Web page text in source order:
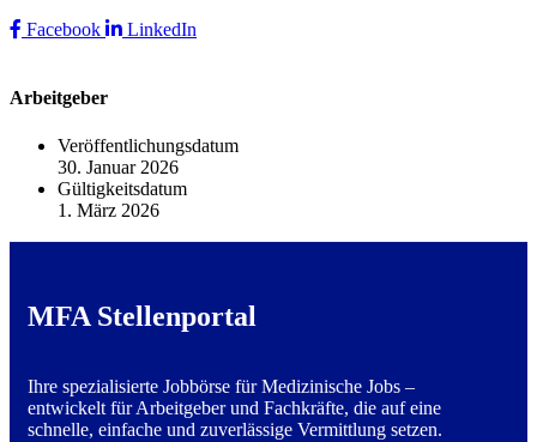
Facebook
LinkedIn
Arbeitgeber
Veröffentlichungsdatum
30. Januar 2026
Gültigkeitsdatum
1. März 2026
MFA Stellenportal
Ihre spezialisierte Jobbörse für Medizinische Jobs –
entwickelt für Arbeitgeber und Fachkräfte, die auf eine
schnelle, einfache und zuverlässige Vermittlung setzen.